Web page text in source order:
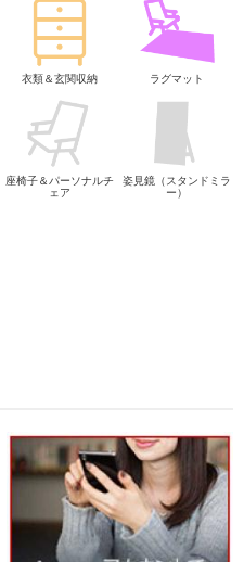
衣類＆玄関収納 ラグマット
座椅子＆パーソナルチ
ェア
姿見鏡（スタンドミラ
ー）